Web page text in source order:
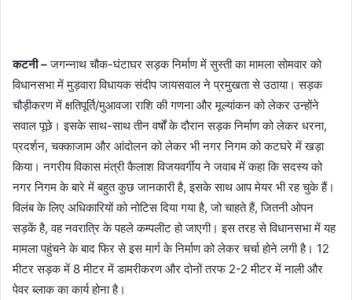
कटनी –जगन्नाथ चौक-घंटाघर सड़क निर्माण में सुस्ती का मामला सोमवार को
विधानसभा में मुड़वारा विधायक संदीप जायसवाल ने प्रमुखता से उठाया। सड़क
चौड़ीकरण में क्षतिपूर्ति/मुआवजा राशि की गणना और मूल्यांकन को लेकर उन्होंने
सवाल पूछे। इसके साथ-साथ तीन वर्षों के दौरान सड़क निर्माण को लेकर धरना,
प्रदर्शन, चक्काजाम और आंदोलन को लेकर भी नगर निगम को कटघरे में खड़ा
किया। नगरीय विकास मंत्री कैलाश विजयवर्गीय ने जवाब में कहा कि सदस्य को
नगर निगम के बारे में बहुत कुछ जानकारी है, इसके साथ आप मेयर भी रह चुके हैं।
विलंब के लिए अधिकारियों को नोटिस दिया गया है, जो चाहते हैं, जितनी ओपन
सड़कें है, वह नवरात्रि के पहले कम्पलीट हो जाएगी। इस तरह से विधानसभा में यह
मामला पहुंचने के बाद फिर से इस मार्ग के निर्माण को लेकर चर्चा होने लगी है। 12
मीटर सड़क में 8 मीटर में डामरीकरण और दोनों तरफ 2-2 मीटर में नाली और
पेवर ब्लाक का कार्य होना है।